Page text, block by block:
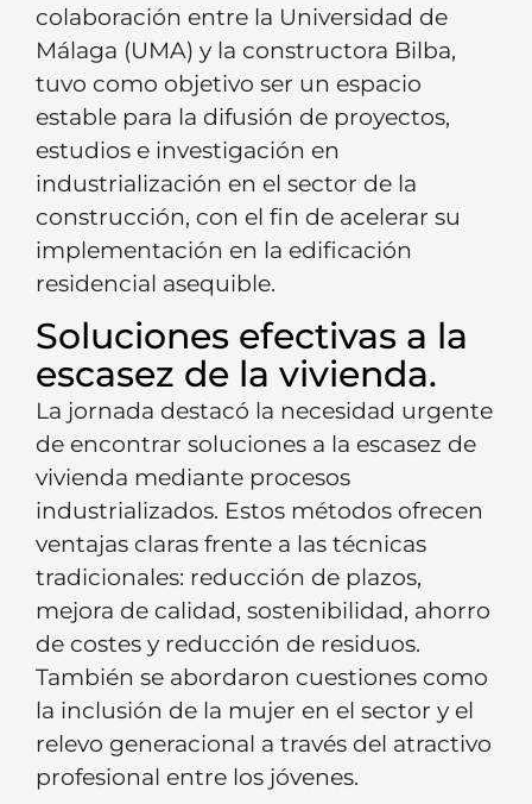
colaboración entre la Universidad de
Málaga (UMA) y la constructora Bilba,
tuvo como objetivo ser un espacio
estable para la difusión de proyectos,
estudios e investigación en
industrialización en el sector de la
construcción, con el fin de acelerar su
implementación en la edificación
residencial asequible.
Soluciones efectivas a la
escasez de la vivienda.
La jornada destacó la necesidad urgente
de encontrar soluciones a la escasez de
vivienda mediante procesos
industrializados. Estos métodos ofrecen
ventajas claras frente a las técnicas
tradicionales: reducción de plazos,
mejora de calidad, sostenibilidad, ahorro
de costes y reducción de residuos.
También se abordaron cuestiones como
la inclusión de la mujer en el sector y el
relevo generacional a través del atractivo
profesional entre los jóvenes.